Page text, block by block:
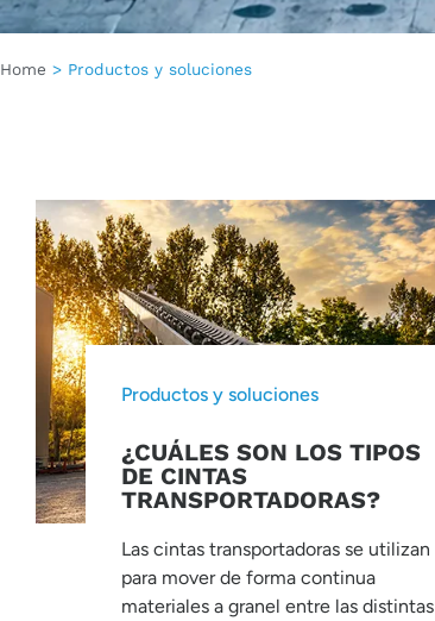
Home > Productos y soluciones
Productos y soluciones
¿CUÁLES SON LOS TIPOS
DE CINTAS
TRANSPORTADORAS?
Las cintas transportadoras se utilizan
para mover de forma continua
materiales a granel entre las distintas